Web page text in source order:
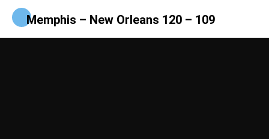
Memphis – New Orleans 120 – 109